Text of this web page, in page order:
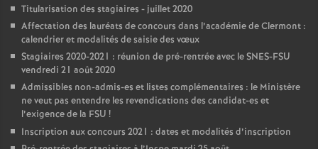
Titularisation des stagiaires - juillet 2020
Affectation des lauréats de concours dans l’académie de Clermont :
calendrier et modalités de saisie des vœux
Stagiaires 2020-2021 : réunion de pré-rentrée avec le SNES-FSU
vendredi 21 août 2020
Admissibles non-admis-es et listes complémentaires : le Ministère
ne veut pas entendre les revendications des candidat-es et
l’exigence de la FSU !
Inscription aux concours 2021 : dates et modalités d’inscription